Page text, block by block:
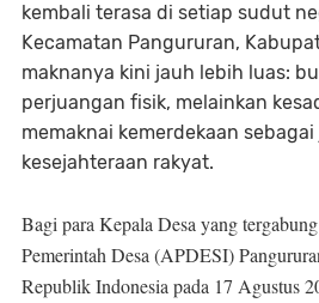
kembali terasa di setiap sudut
Kecamatan Pangururan,
maknanya kini jauh lebih luas:
perjuangan fisik, melainkan
memaknai kemerdekaan
kesejahteraan rakyat.
Bagi para Kepala Desa yang
Pemerintah Desa (APDESI)
Republik Indonesia pada 17 Agustus